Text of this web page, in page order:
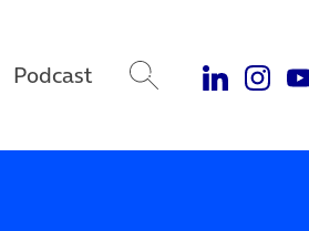
Podcast